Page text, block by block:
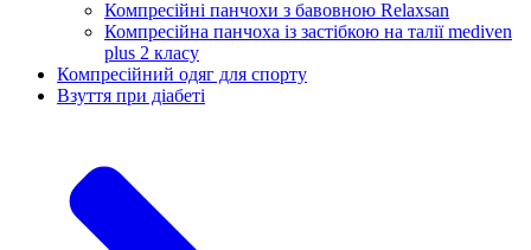
Компресійні панчохи з бавовною Relaxsan
Компресійна панчоха із застібкою на талії mediven
plus 2 класу
Компресійний одяг для спорту
Взуття при діабеті